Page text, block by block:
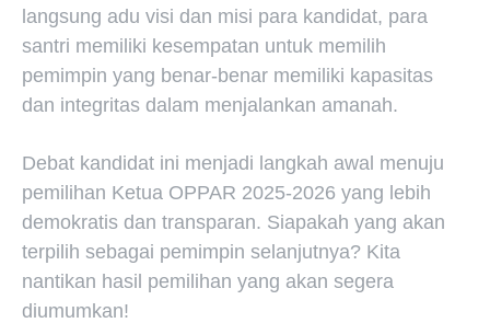
langsung adu visi dan misi para kandidat, para
santri memiliki kesempatan untuk memilih
pemimpin yang benar-benar memiliki kapasitas
dan integritas dalam menjalankan amanah.
Debat kandidat ini menjadi langkah awal menuju
pemilihan Ketua OPPAR 2025-2026 yang lebih
demokratis dan transparan. Siapakah yang akan
terpilih sebagai pemimpin selanjutnya? Kita
nantikan hasil pemilihan yang akan segera
diumumkan!